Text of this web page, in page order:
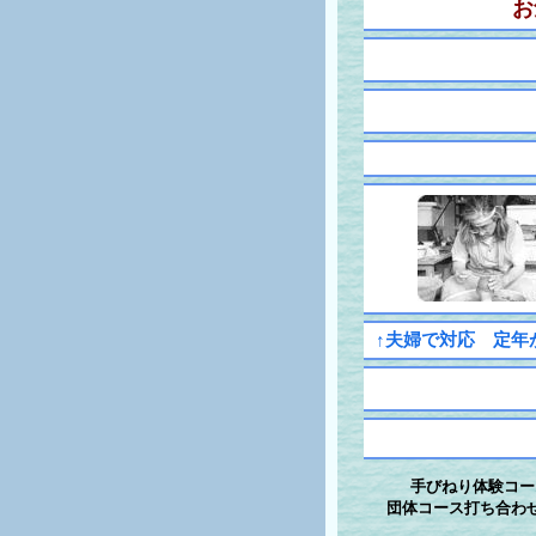
↑夫婦で対応 定年
手びねり体験コ
団体コース打ち合わ